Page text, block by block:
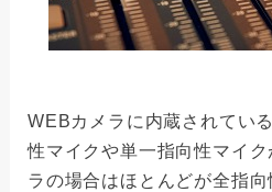
WEBカメラに内蔵されてい
性マイクや単一指向性マイ
ラの場合はほとんどが全指